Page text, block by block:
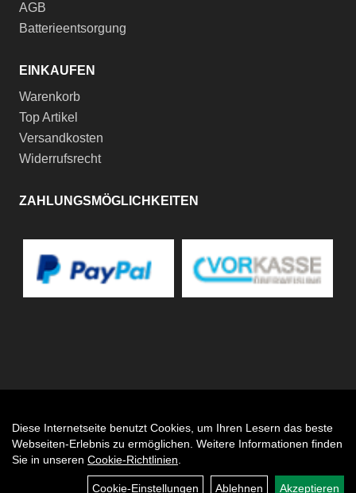
AGB
Batterieentsorgung
EINKAUFEN
Warenkorb
Top Artikel
Versandkosten
Widerrufsrecht
ZAHLUNGSMÖGLICHKEITEN
Diese Internetseite benutzt Cookies, um Ihren Lesern das beste
Webseiten-Erlebnis zu ermöglichen. Weitere Informationen finden
Sie in unseren Cookie-Richtlinien
Cookie-Einstellungen Ablehnen Akzeptieren
Auftrag widerrufen